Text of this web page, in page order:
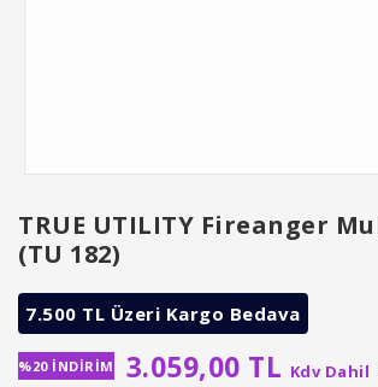
TRUE UTILITY Fireanger
(TU 182)
7.500 TL Üzeri Kargo Bedava
%20 İNDİRİM 3.059,00 TL Kdv Dahil